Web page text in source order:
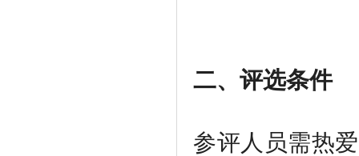
二、评选条件
参评人员需热